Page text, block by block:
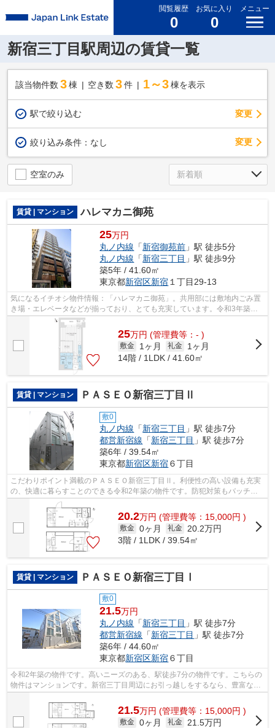
閲覧履歴
0
お気に入り
0
メニュー
新宿三丁目駅周辺の賃貸一覧
該当物件数 3棟 空き数 3 件 1～3 棟を表示
駅で絞り込む 変更
絞り込み条件： なし 変更
空室のみ
賃貸 | マンション ハレマカニ御苑
25万円
丸ノ内線 「新宿御苑前 」駅 徒歩5分
丸ノ内線 「新宿三丁目 」駅 徒歩9分
築5年 / 41.60㎡
東京都新宿区新宿１丁目29-13
気になるイチオシ物件情報：「ハレマカニ御苑」。共用部には敷地内ごみ置
き場・エレベータなどが揃っており、とても充実しています。令和3年築の
物件です。14階建てで快適な物件。駅ま...
25万円 (管理費等：- )
敷金 1ヶ月 礼金
1ヶ月
14階 / 1LDK / 41.60㎡
賃貸 | マンション ＰＡＳＥＯ新宿三丁目Ⅱ
敷0
丸ノ内線 「新宿三丁目 」駅 徒歩7分
都営新宿線 「新宿三丁目 」駅 徒歩7分
築6年 / 39.54㎡
東京都新宿区新宿６丁目
こだわりポイント満載のＰＡＳＥＯ新宿三丁目Ⅱ。利便性の高い設備も充実
の、快適に暮らすことのできる令和2年築の物件です。防犯対策もバッチリ
なマンションタイプの物件です。朝に慌...
20.2万円 (管理費等：15,000円 )
敷金 0ヶ月 礼金
20.2万円
3階 / 1LDK / 39.54㎡
賃貸 | マンション ＰＡＳＥＯ新宿三丁目Ⅰ
敷0
21.5万円
丸ノ内線 「新宿三丁目 」駅 徒歩7分
都営新宿線 「新宿三丁目 」駅 徒歩7分
築6年 / 44.60㎡
東京都新宿区新宿６丁目
令和2年築の物件です。高いニーズのある、駅徒歩7分の物件です。こちらの
物件はマンションです。新宿三丁目周辺にお引っ越しをするなら、豊富な物
21.5万円 (管理費等：15,000円 )
敷金 0ヶ月 礼金
21.5万円